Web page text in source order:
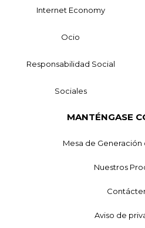
Internet Economy
Ocio
Responsabilidad Social
Sociales
MANTÉNGASE
Mesa de
Nuestros
Aviso de